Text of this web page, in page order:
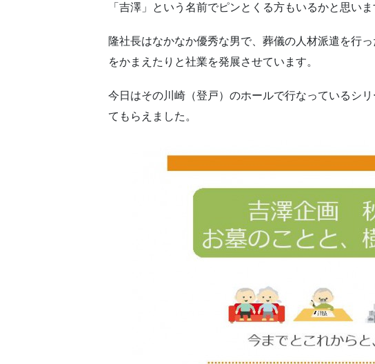
「吉澤」という名前でピンとくる方もいるかと思い
隆社長はなかなか優秀な男で、葬儀の人材派遣を行
をかまえたりと社業を発展させています。
今日はその川崎（登戸）のホールで行なっているシ
てもらえました。